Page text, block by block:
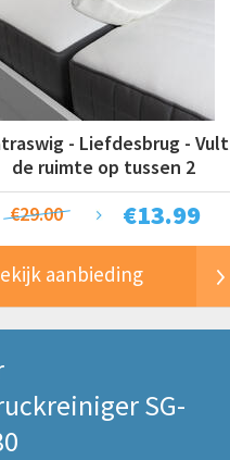
- Liefdesbrug - Vult
de ruimte op tussen 2
- 200 x 15 x 7 cm
€13.99
€29.00
aanbieding
SG-